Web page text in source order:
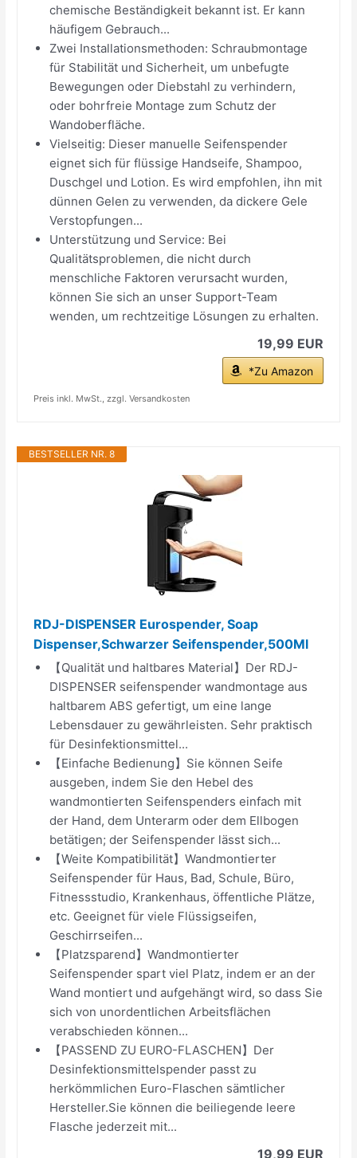
chemische Beständigkeit bekannt ist. Er kann
häufigem Gebrauch...
Zwei Installationsmethoden: Schraubmontage
für Stabilität und Sicherheit, um unbefugte
Bewegungen oder Diebstahl zu verhindern,
oder bohrfreie Montage zum Schutz der
Wandoberfläche.
Vielseitig: Dieser manuelle Seifenspender
eignet sich für flüssige Handseife, Shampoo,
Duschgel und Lotion. Es wird empfohlen, ihn mit
dünnen Gelen zu verwenden, da dickere Gele
Verstopfungen...
Unterstützung und Service: Bei
Qualitätsproblemen, die nicht durch
menschliche Faktoren verursacht wurden,
können Sie sich an unser Support-Team
wenden, um rechtzeitige Lösungen zu erhalten.
19,99 EUR
*Zu Amazon
Preis inkl. MwSt., zzgl. Versandkosten
BESTSELLER NR. 8
RDJ-DISPENSER Eurospender, Soap
Dispenser,Schwarzer Seifenspender,500Ml
【Qualität und haltbares Material】Der RDJ-
DISPENSER seifenspender wandmontage aus
haltbarem ABS gefertigt, um eine lange
Lebensdauer zu gewährleisten. Sehr praktisch
für Desinfektionsmittel...
【Einfache Bedienung】Sie können Seife
ausgeben, indem Sie den Hebel des
wandmontierten Seifenspenders einfach mit
der Hand, dem Unterarm oder dem Ellbogen
betätigen; der Seifenspender lässt sich...
【Weite Kompatibilität】Wandmontierter
Seifenspender für Haus, Bad, Schule, Büro,
Fitnessstudio, Krankenhaus, öffentliche Plätze,
etc. Geeignet für viele Flüssigseifen,
Geschirrseifen...
【Platzsparend】Wandmontierter
Seifenspender spart viel Platz, indem er an der
Wand montiert und aufgehängt wird, so dass Sie
sich von unordentlichen Arbeitsflächen
verabschieden können...
【PASSEND ZU EURO-FLASCHEN】Der
Desinfektionsmittelspender passt zu
herkömmlichen Euro-Flaschen sämtlicher
Hersteller.Sie können die beiliegende leere
Flasche jederzeit mit...
19,99 EUR